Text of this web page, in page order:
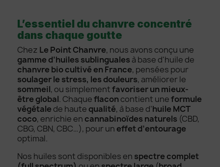
L’essentiel du chanvre concentré
dans chaque goutte
Chez Le Point Chanvre, nous avons conçu une
gamme d’huiles sublinguales à base d'huile de
chanvre bio cultivé en France, pensées pour
soulager le stress, les douleurs, améliorer le
sommeil, ou simplementfavoriser un mieux-
être global. Chaqueflaconcontient uneformule
végétale de haute qualité, à base d’huile MCT
coco, enrichie en cannabinoïdes naturels (CBD,
CBG, CBN, CBC…), pour un effet d’entourage
optimal.
Nos huiles sont disponibles en spectre complet